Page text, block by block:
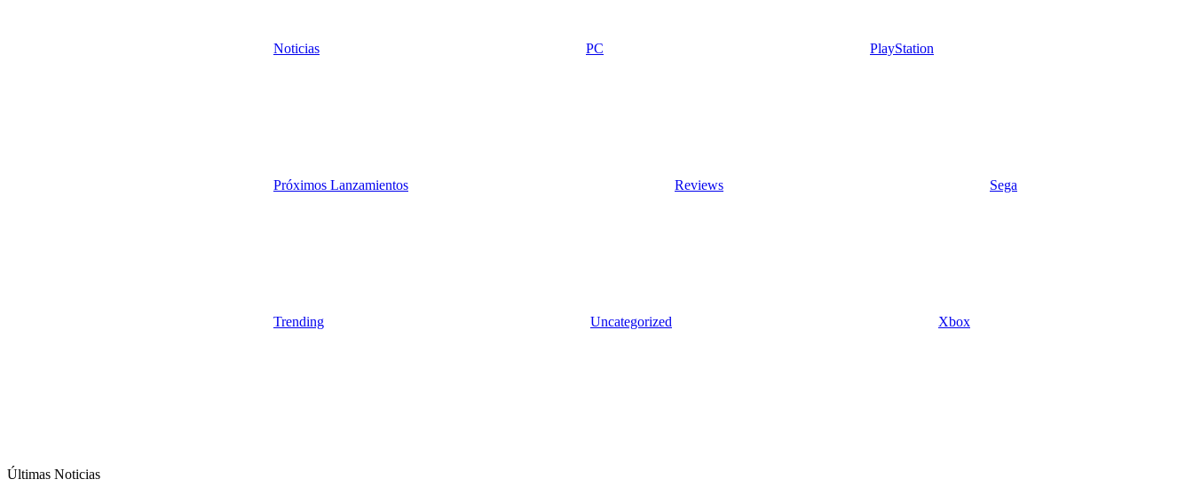
Noticias PC PlayStation
Próximos Lanzamientos Reviews Sega
Trending Uncategorized Xbox
Últimas Noticias